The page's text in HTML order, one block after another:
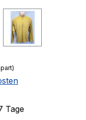
Tage